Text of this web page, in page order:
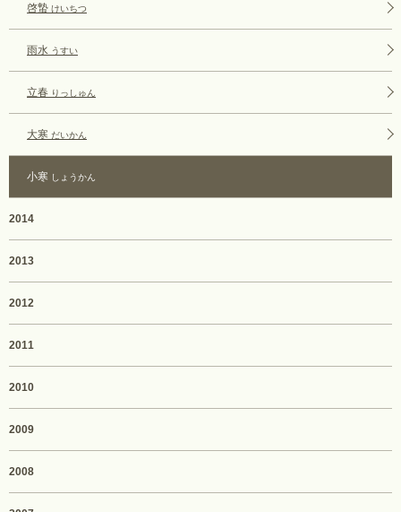
啓蟄 けいちつ
雨水 うすい
立春 りっしゅん
大寒 だいかん
小寒 しょうかん
2014
2013
2012
2011
2010
2009
2008